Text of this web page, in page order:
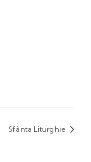
Sfânta Liturghie